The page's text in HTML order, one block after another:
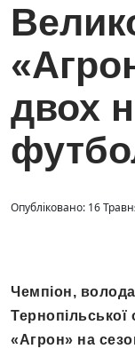
двох
Опубліковано: 16
Чемпіон,
Тернопільської
«Агрон» на